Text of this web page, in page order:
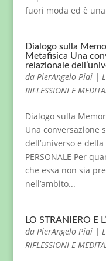
fuori moda ed è
Dialogo sulla
Metafisica Una
relazionale
da PierAngelo Piai|
RIFLESSIONI E
Dialogo sulla
Una conversazione
dell’universo e della
PERSONALE Per
che essa non sia
nell’ambito...
LO STRANIERO E
da PierAngelo Piai|
RIFLESSIONI E